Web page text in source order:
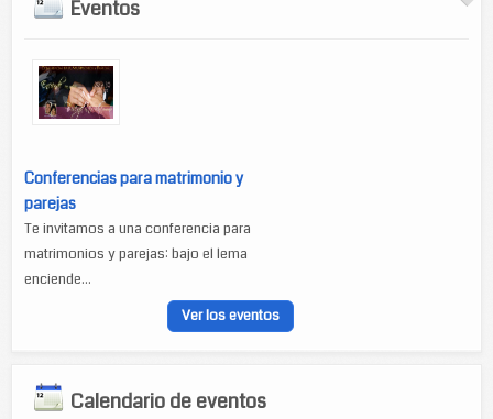
Eventos
Conferencias para matrimonio y
parejas
Te invitamos a una conferencia para
matrimonios y parejas: bajo el lema
enciende...
Ver los eventos
Calendario de eventos